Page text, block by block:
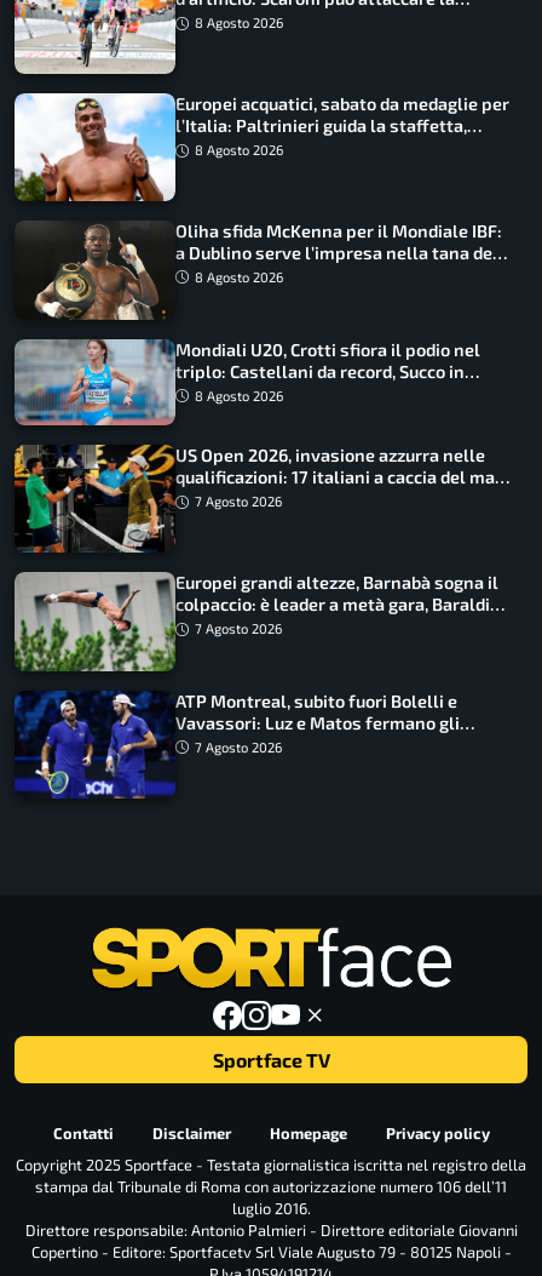
maglia di Lemmen
8 Agosto 2026
Europei acquatici, sabato da medaglie per
l’Italia: Paltrinieri guida la staffetta,
Barnabà sogna l’oro dalle grandi altezze
8 Agosto 2026
Oliha sfida McKenna per il Mondiale IBF:
a Dublino serve l’impresa nella tana del
lupo8 Agosto 2026
Mondiali U20, Crotti sfiora il podio nel
triplo: Castellani da record, Succo in
finale
8 Agosto 2026
US Open 2026, invasione azzurra nelle
qualificazioni: 17 italiani a caccia del main
draw7 Agosto 2026
Europei grandi altezze, Barnabà sogna il
colpaccio: è leader a metà gara, Baraldi
ancora in corsa
7 Agosto 2026
ATP Montreal, subito fuori Bolelli e
Vavassori: Luz e Matos fermano gli
azzurri
7 Agosto 2026
Sportface TV
Contatti Disclaimer Homepage
Privacy policy
Copyright 2025 Sportface - Testata giornalistica iscritta nel registro della
stampa dal Tribunale di Roma con autorizzazione numero 106 dell’11
luglio 2016.
Direttore responsabile: Antonio Palmieri - Direttore editoriale Giovanni
Copertino - Editore: Sportfacetv Srl Viale Augusto 79 - 80125 Napoli -